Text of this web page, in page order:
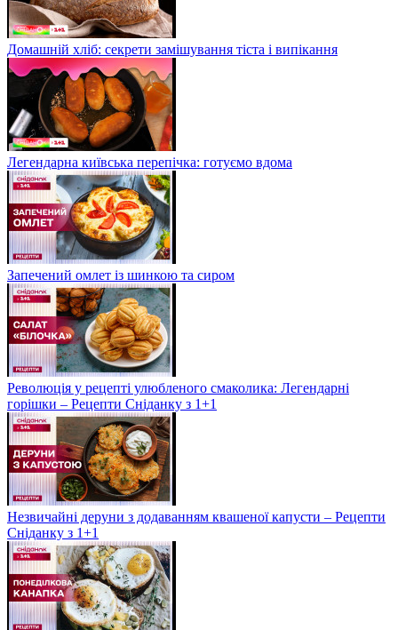
Домашній хліб: секрети замішування тіста і випікання
Легендарна київська перепічка: готуємо вдома
Запечений омлет із шинкою та сиром
Революція у рецепті улюбленого смаколика: Легендарні
горішки – Рецепти Сніданку з 1+1
Незвичайні деруни з додаванням квашеної капусти – Рецепти
Сніданку з 1+1